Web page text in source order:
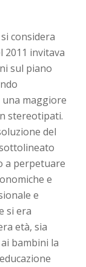
considera
2011 invitava
sul piano
maggiore
stereotipati.
del
a perpetuare
e
e
si era
età, sia
bambini la